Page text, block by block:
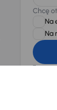
Chcę
Na
Na
874/15,